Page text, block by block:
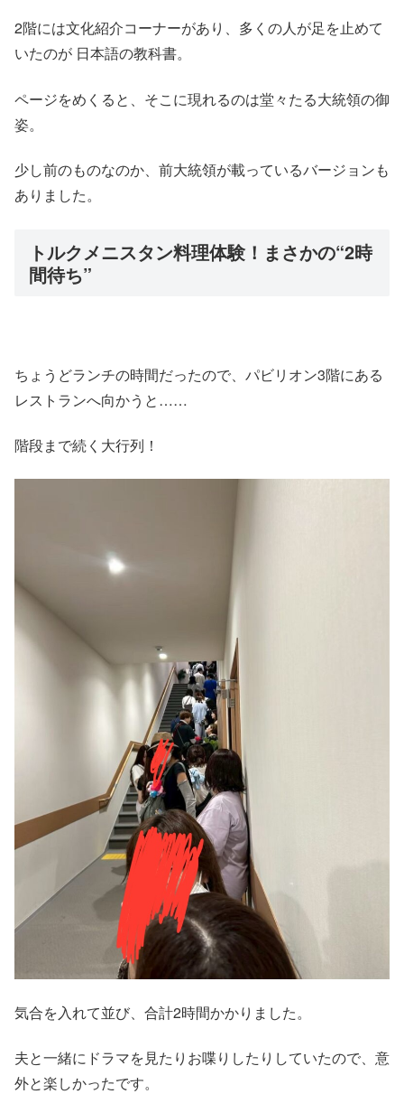
2階には文化紹介コーナーがあり、多くの人が足を止めて
いたのが 日本語の教科書。
ページをめくると、そこに現れるのは堂々たる大統領の御
姿。
少し前のものなのか、前大統領が載っているバージョンも
ありました。
トルクメニスタン料理体験！まさかの“2時
間待ち”
ちょうどランチの時間だったので、パビリオン3階にある
レストランへ向かうと……
階段まで続く大行列！
気合を入れて並び、合計2時間かかりました。
夫と一緒にドラマを見たりお喋りしたりしていたので、意
外と楽しかったです。